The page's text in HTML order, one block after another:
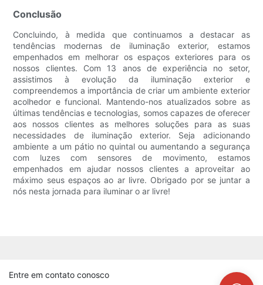
Conclusão
Concluindo, à medida que continuamos a destacar as
tendências modernas de iluminação exterior, estamos
empenhados em melhorar os espaços exteriores para os
nossos clientes. Com 13 anos de experiência no setor,
assistimos à evolução da iluminação exterior e
compreendemos a importância de criar um ambiente exterior
acolhedor e funcional. Mantendo-nos atualizados sobre as
últimas tendências e tecnologias, somos capazes de oferecer
aos nossos clientes as melhores soluções para as suas
necessidades de iluminação exterior. Seja adicionando
ambiente a um pátio no quintal ou aumentando a segurança
com luzes com sensores de movimento, estamos
empenhados em ajudar nossos clientes a aproveitar ao
máximo seus espaços ao ar livre. Obrigado por se juntar a
nós nesta jornada para iluminar o ar livre!
Entre em contato conosco